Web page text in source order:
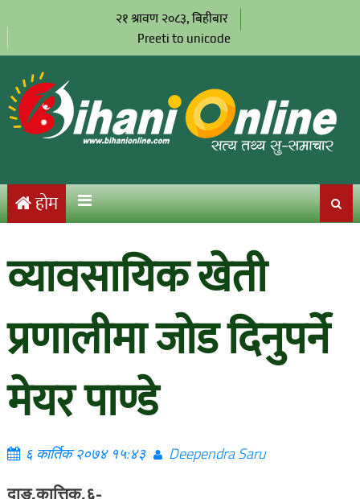
२१ श्रावण २०८३, बिहीबार
Preeti to unicode
होम
व्यावसायिक खेती
प्रणालीमा जोड दिनुपर्ने
मेयर पाण्डे
६ कार्तिक २०७४ १५:४३ Deependra Saru
दाङ,कात्तिक,६-